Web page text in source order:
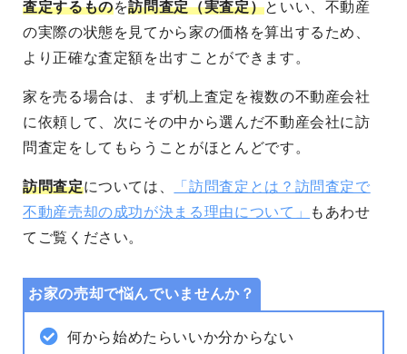
査定するものを訪問査定（実査定）といい、不動産
の実際の状態を見てから家の価格を算出するため、
より正確な査定額を出すことができます。
家を売る場合は、まず机上査定を複数の不動産会社
に依頼して、次にその中から選んだ不動産会社に訪
問査定をしてもらうことがほとんどです。
訪問査定については、
「訪問査定とは？訪問査定で
不動産売却の成功が決まる理由について」
もあわせ
てご覧ください。
お家の売却で悩んでいませんか？
何から始めたらいいか分からない